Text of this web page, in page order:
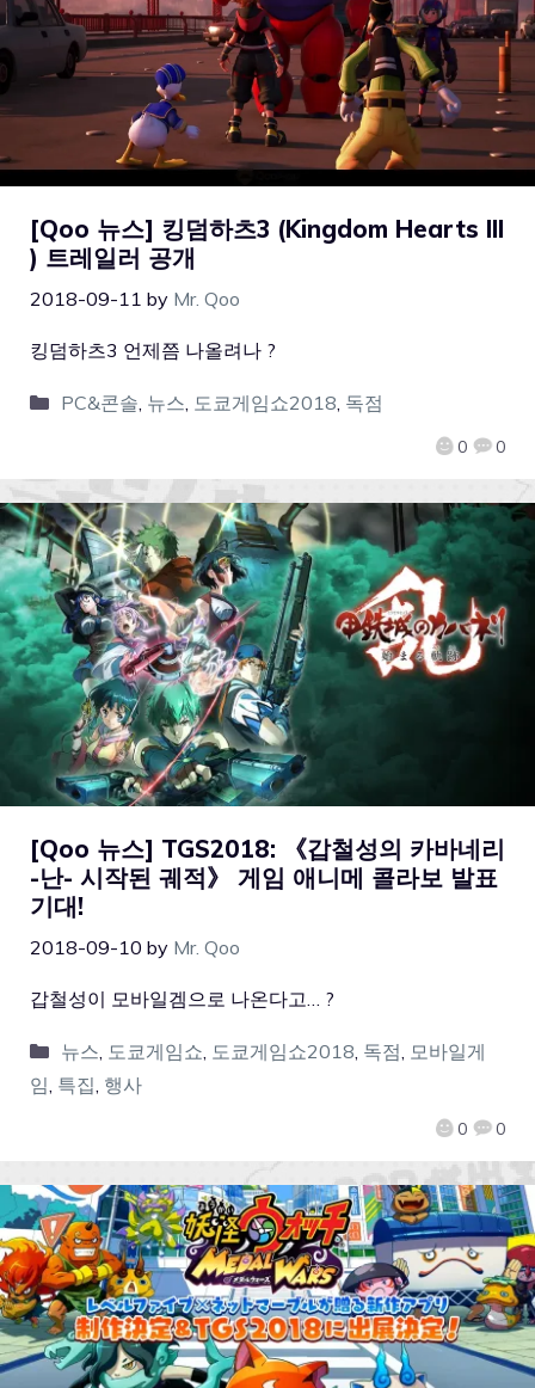
[Qoo 뉴스] 킹덤하츠3 (Kingdom Hearts III
) 트레일러 공개
2018-09-11 by Mr. Qoo
0 0
킹덤하츠3 언제쯤 나올려나 ?
PC&콘솔, 뉴스, 도쿄게임쇼2018, 독점
[Qoo 뉴스] TGS2018: 《갑철성의 카바네리
-난- 시작된 궤적》 게임 애니메 콜라보 발표
기대!
2018-09-10 by Mr. Qoo
0 0
갑철성이 모바일겜으로 나온다고… ?
뉴스 도쿄게임쇼 도쿄게임쇼2018 독점 모바일게
임 특집 행사